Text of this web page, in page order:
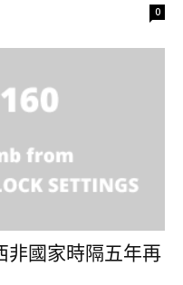
0
非國家時隔五年再